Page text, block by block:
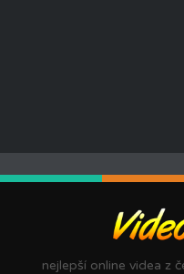
nejlepší online videa z